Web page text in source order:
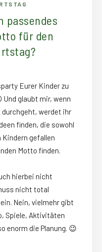
passendes
für den
Eurer Kinder zu
glaubt mir, wenn
durchgeht, werdet ihr
finden, die sowohl
Kindern gefallen
Motto finden.
hierbei nicht
nicht total
Nein, vielmehr gibt
Spiele, Aktivitäten
enorm die Planung. 😉